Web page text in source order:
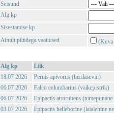
Seisund
Alg kp
Sisestamise kp
Ainult piltidega vaatlused
(Kuva
Alg kp
Liik
18.07 2026
Pernis apivorus (herilaseviu)
06.07 2026
Falco columbarius (väikepistrik)
06.07 2026
Epipactis atrorubens
03.07 2026
Epipactis helleborine (laialehine